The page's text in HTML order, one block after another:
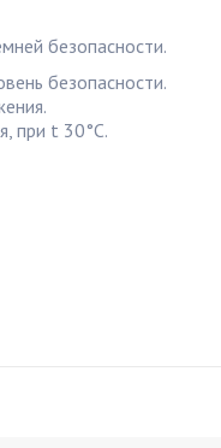
безопасности.
безопасности.
при t 30°C.